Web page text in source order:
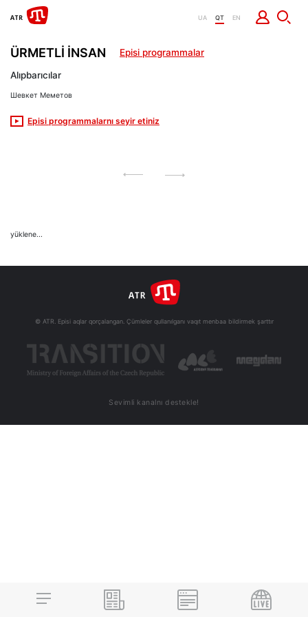
UA QT EN
ÜRMETLİ İNSAN Episi programmalar
Alıpbarıcılar
Шевкет Меметов
Episi programmalarnı seyir etiniz
yüklene...
© ATR. Episi aqlar qorçalangan. Çümleler qullanılganı vaqıt menbaa bildirmek şarttır
Sevimli kanalnı destekle!